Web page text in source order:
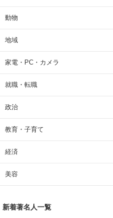
動物
地域
家電・PC・カメラ
就職・転職
政治
教育・子育て
経済
美容
新着著名人一覧